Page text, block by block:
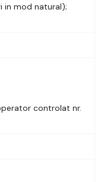
in mod natural);
controlat nr.